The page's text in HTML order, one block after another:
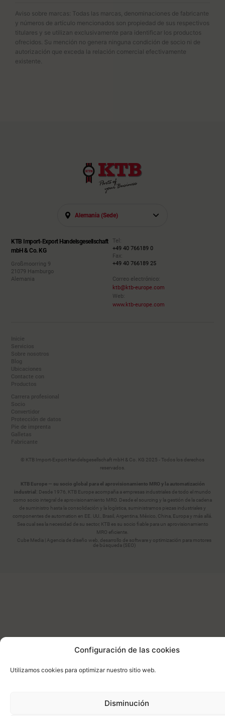
Configuración de las cookies
Utilizamos cookies para optimizar nuestro sitio web.
Disminución
Aviso sobre marcas: Todas las marcas, denominaciones de fabricante
y números de artículo mencionados son propiedad de sus respectivos
titulares y se utilizan exclusivamente para identificar los productos
ofrecidos. Su mención no genera ninguna condición de socio ni de
autorización que exceda la relación comercial efectivamente
existente.
Alemania (sede)
KTB Import-Export Handelsgesellschaft
mbH & Co. KG
Großmoorring 9
21079 Hamburgo
Alemania
Tel:
+49 40 766189 0
Fax:
+49 40 766189 25
Correo electrónico:
ktb@ktb-europe.com
Web:
www.ktb-europe.com
Inicie
Servicios
Sobre nosotros
Blog
Ubicaciones
Contacte con
Productos
Carrera profesional
Socio
Convertidor
Protección de datos
Pie de imprenta
Galletas
Fabricante
© KTB Import-Export Handelsgesellschaft mbH & Co. KG 2025 - Todos los derechos
reservados.
KTB Europe — su socio global para el aprovisionamiento MRO y la automatización
industrial: Desde 1976, KTB Europe acompaña a empresas industriales de todo el mundo
como socio integral de aprovisionamiento MRO. Desde el sourcing y la gestión de la cadena
de suministro hasta la consolidación y la logística, suministramos piezas industriales y
componentes de automation en EE. UU., Brasil, Argentina, México, China, Europa y más allá.
Sea cual sea la necesidad de su sector, KTB es su socio fiable para un aprovisionamiento
MRO eficiente.
Cube Media | Agencia de diseño web, desarrollo de software y optimización para motores
de búsqueda (SEO)